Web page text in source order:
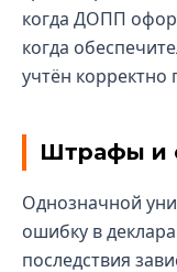
когда ДОПП
когда
учтён корректно
Штрафы и
Однозначной
ошибку в
последствия